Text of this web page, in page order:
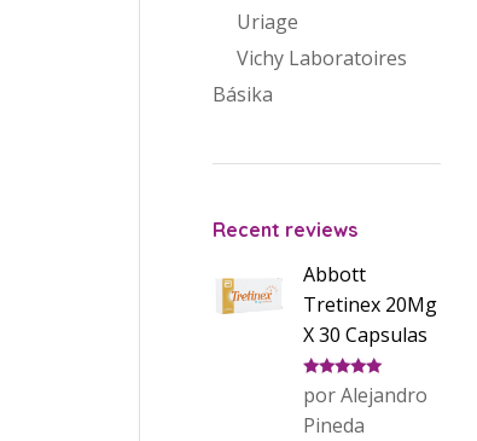
Uriage
Vichy Laboratoires
Básika
Recent reviews
Abbott
Tretinex 20Mg
X 30 Capsulas
Valorado
con
de 5
por Alejandro
Pineda